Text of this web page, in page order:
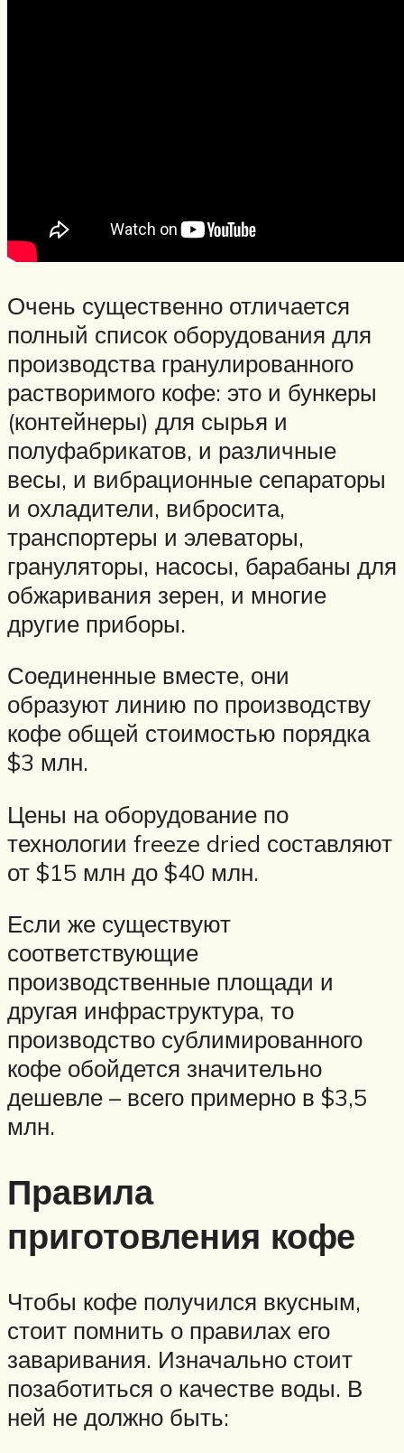
Очень существенно отличается
полный список оборудования для
производства гранулированного
растворимого кофе: это и бункеры
(контейнеры) для сырья и
полуфабрикатов, и различные
весы, и вибрационные сепараторы
и охладители, вибросита,
транспортеры и элеваторы,
грануляторы, насосы, барабаны для
обжаривания зерен, и многие
другие приборы.
Соединенные вместе, они
образуют линию по производству
кофе общей стоимостью порядка
$3 млн.
Цены на оборудование по
технологии freeze dried составляют
от $15 млн до $40 млн.
Если же существуют
соответствующие
производственные площади и
другая инфраструктура, то
производство сублимированного
кофе обойдется значительно
дешевле – всего примерно в $3,5
млн.
Правила
приготовления кофе
Чтобы кофе получился вкусным,
стоит помнить о правилах его
заваривания. Изначально стоит
позаботиться о качестве воды. В
ней не должно быть: